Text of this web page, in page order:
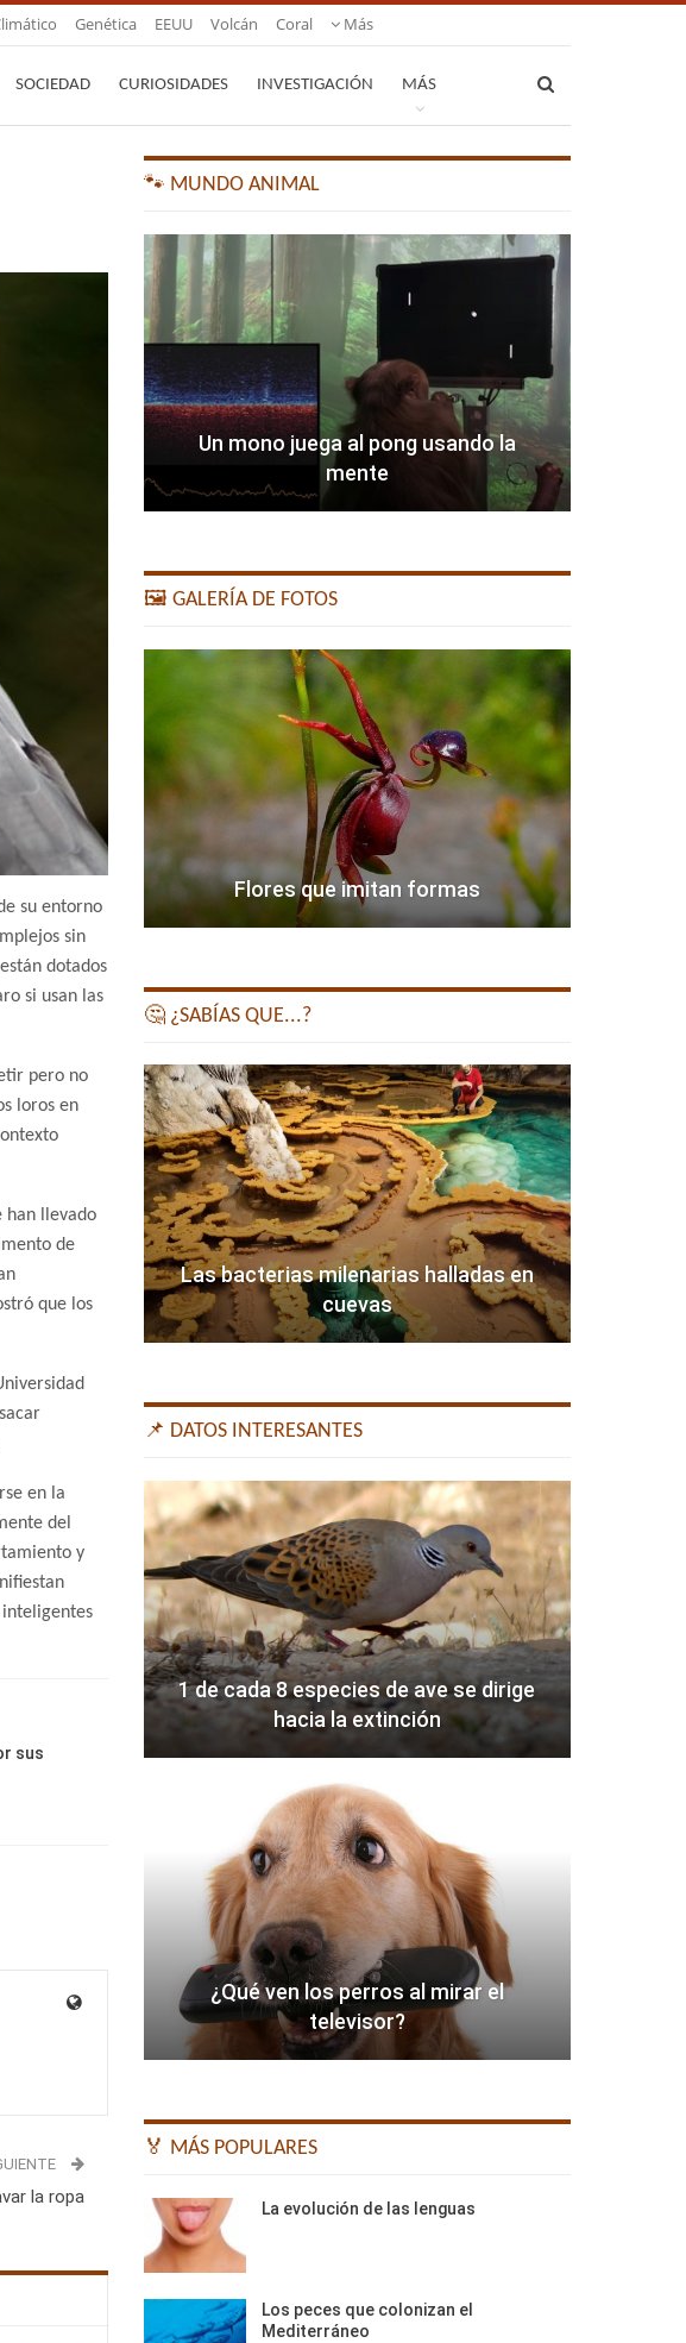
Genética EEUU Volcán Coral Más
SOCIEDAD CURIOSIDADES INVESTIGACIÓN MÁS
su entorno
sin
dotados
si usan las
pero no
loros en
han llevado
de
que los
en la
del
y
sus
la ropa
🐾 MUNDO ANIMAL
Un mono juega al pong usando la
mente
🖼️ GALERÍA DE FOTOS
Flores que imitan formas
🤔 ¿SABÍAS QUE...?
Las bacterias milenarias halladas en
cuevas
📌 DATOS INTERESANTES
1 de cada 8 especies de ave se dirige
hacia la extinción
¿Qué ven los perros al mirar el
televisor?
🏅 MÁS POPULARES
La evolución de las lenguas
Los peces que colonizan el
Mediterráneo